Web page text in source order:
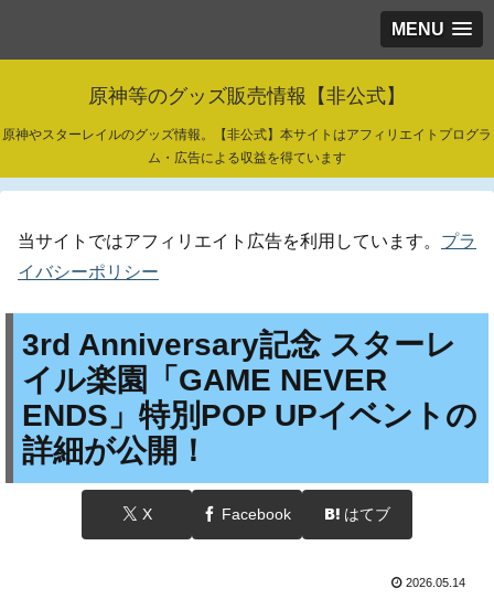
MENU
原神等のグッズ販売情報【非公式】
原神やスターレイルのグッズ情報。【非公式】本サイトはアフィリエイトプログラ
ム・広告による収益を得ています
当サイトではアフィリエイト広告を利用しています。 プラ
イバシーポリシー
3rd Anniversary記念 スターレ
イル楽園「GAME NEVER
ENDS」特別POP UPイベントの
詳細が公開！
X Facebook はてブ
2026.05.14